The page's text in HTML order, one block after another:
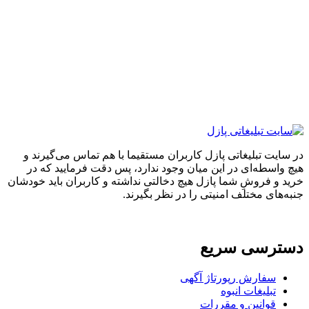
تبلیغاتی پازل کاربران مستقیما با هم تماس می‌گیرند و
در این میان وجود ندارد، پس دقت فرمایید که در
و فروشِ شما پازل هیچ دخالتی نداشته و کاربران باید خودشان
مختلف امنیتی را در نظر بگیرند.
سریع
سفارش رپورتاژ آگهی
تبلیغات انبوه
قوانین و مقررات